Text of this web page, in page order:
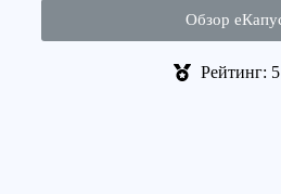
Обзор
Рейтинг: